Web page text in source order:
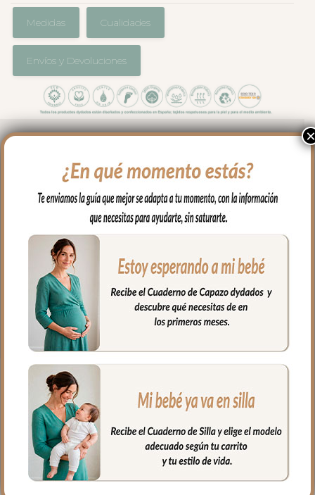
Medidas Cualidades
Envíos y Devoluciones
para organizar las cositas del bebé.
Muy fácil de limpiar con paño húmedo y
cuando necesites puedes lavar en
lavadora siempre agua fría jabones no
abrasivos y secado al natural.
Cierre con cordón.
Medidas Bolsa Grande: 37x31cms
Medidas Bolsa Pequeña: 29x23cms
PRODUCTOS
RELACIONADOS
×